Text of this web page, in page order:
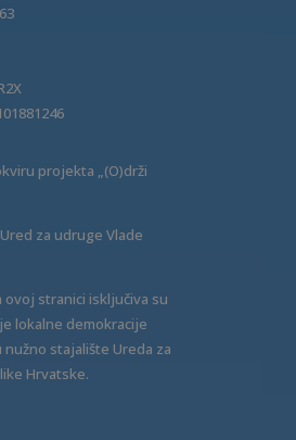
projekta „(O)drži
za udruge Vlade
ovoj stranici isključiva su
lokalne demokracije
nužno stajalište Ureda za
Hrvatske.